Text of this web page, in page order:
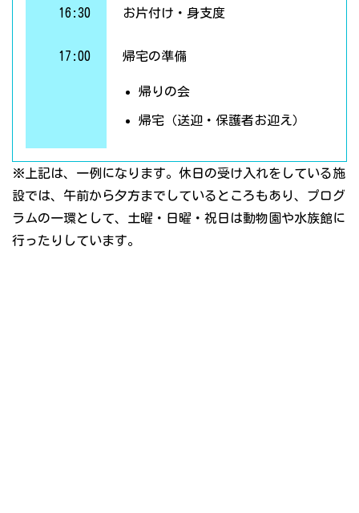
16:30 お片付け・身支度
17:00 帰宅の準備
帰りの会
帰宅（送迎・保護者お迎え）
※上記は、一例になります。休日の受け入れをしている施
設では、午前から夕方までしているところもあり、プログ
ラムの一環として、土曜・日曜・祝日は動物園や水族館に
行ったりしています。